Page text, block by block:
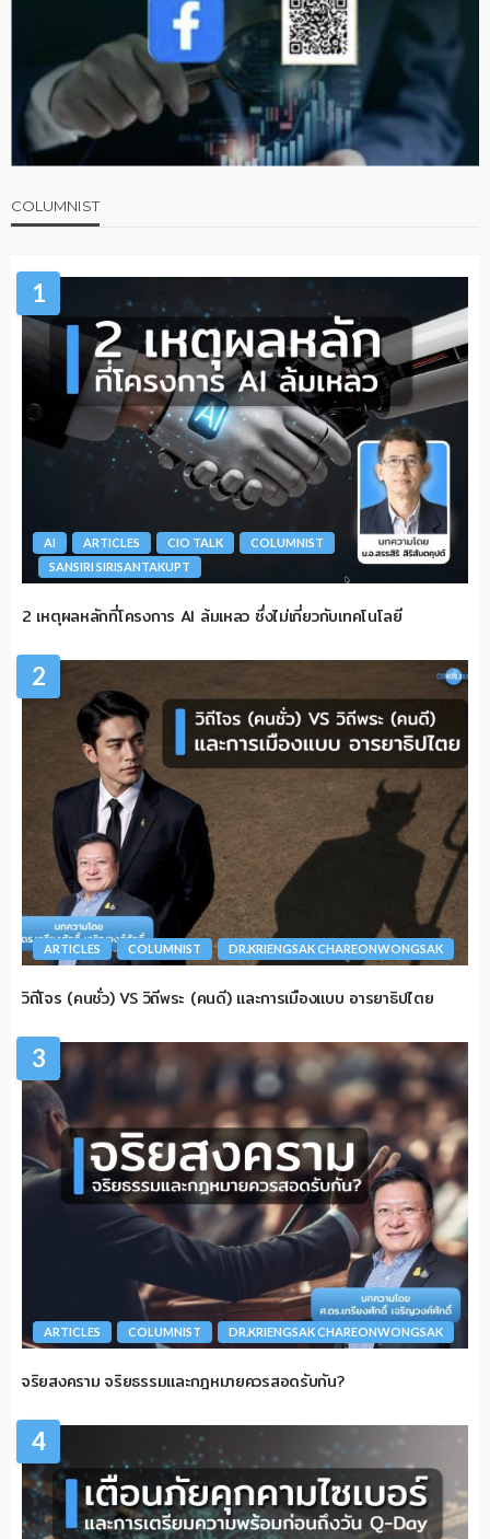
COLUMNIST
1
AI ARTICLES CIO TALK
COLUMNIST
SANSIRI SIRISANTAKUPT
2 เหตุผลหลักที่โครงการ AI ล้มเหลว ซึ่งไม่เกี่ยวกับเทคโนโลยี
2
ARTICLES COLUMNIST DR.KRIENGSAK CHAREONWONGSAK
วิถีโจร (คนชั่ว) VS วิถีพระ (คนดี) และการเมืองแบบ อารยาธิปไตย
3
ARTICLES COLUMNIST DR.KRIENGSAK CHAREONWONGSAK
จริยสงคราม จริยธรรมและกฎหมายควรสอดรับกัน?
4